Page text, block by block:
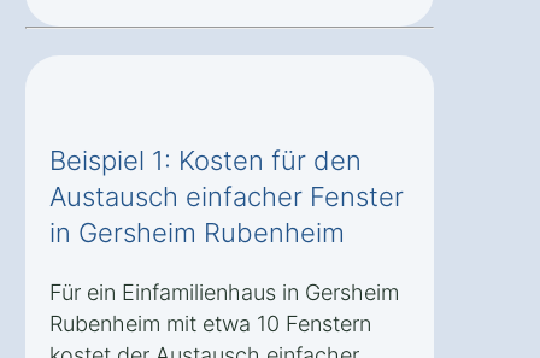
Beispiel 1: Kosten für den
Austausch einfacher Fenster
in Gersheim Rubenheim
Für ein Einfamilienhaus in Gersheim
Rubenheim mit etwa 10 Fenstern